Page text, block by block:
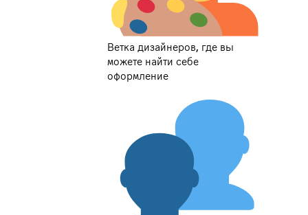
Ветка дизайнеров, где вы
можете найти себе
оформление